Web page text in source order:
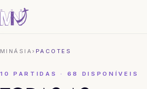
MINÁSIA› PACOTES
10 PARTIDAS · 68 DISPONÍVEIS